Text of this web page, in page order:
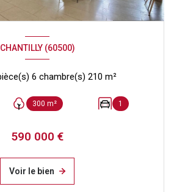
CHANTILLY (60500)
Maison 9 pièce(s) 6 chambre(s) 210 m²
300 m² 1
590 000 €
Voir le bien